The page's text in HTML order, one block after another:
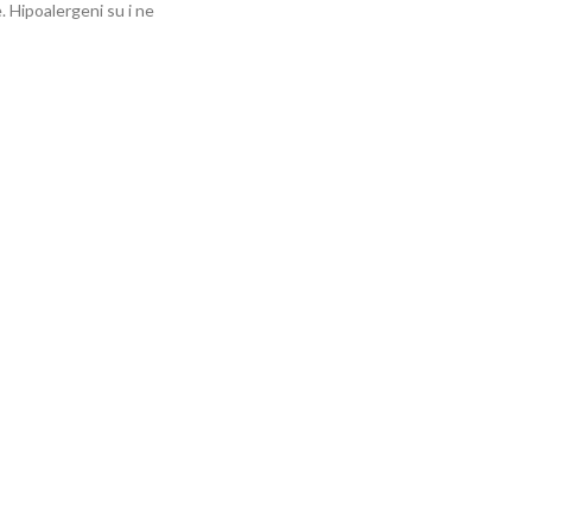
Hipoalergeni su i ne